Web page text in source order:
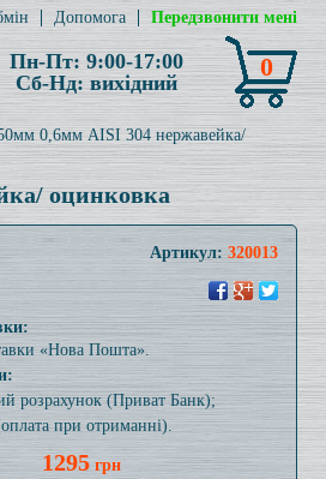
Допомога Передзвонити мені
Пн-Пт: 9:00-17:00
Сб-Нд: вихідний
0
0,6мм AISI 304 нержавейка/
оцинковка
Артикул:320013
«Нова Пошта».
розрахунок (Приват Банк);
при отриманні).
1295грн